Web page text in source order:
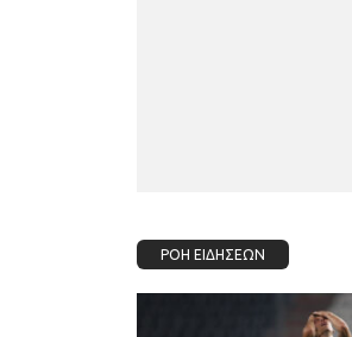
ΡΟΗ ΕΙΔΗΣΕΩΝ